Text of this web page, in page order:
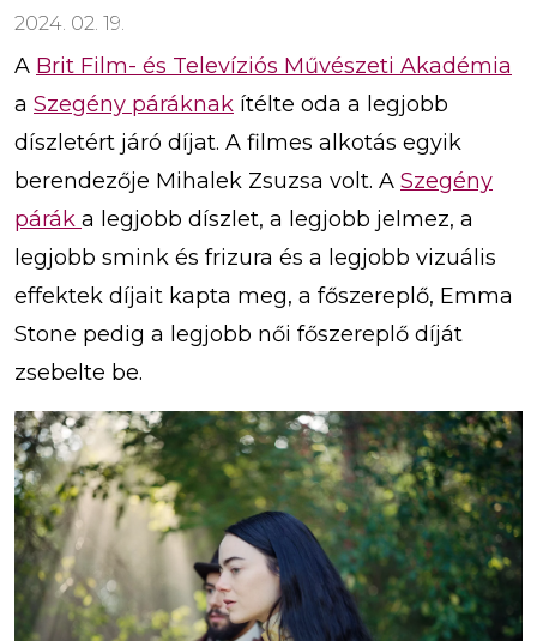
2024. 02. 19.
A Brit Film- és Televíziós Művészeti Akadémia
a Szegény páráknak ítélte oda a legjobb
díszletért járó díjat. A filmes alkotás egyik
berendezője Mihalek Zsuzsa volt. A Szegény
párák a legjobb díszlet, a legjobb jelmez, a
legjobb smink és frizura és a legjobb vizuális
effektek díjait kapta meg, a főszereplő, Emma
Stone pedig a legjobb női főszereplő díját
zsebelte be.